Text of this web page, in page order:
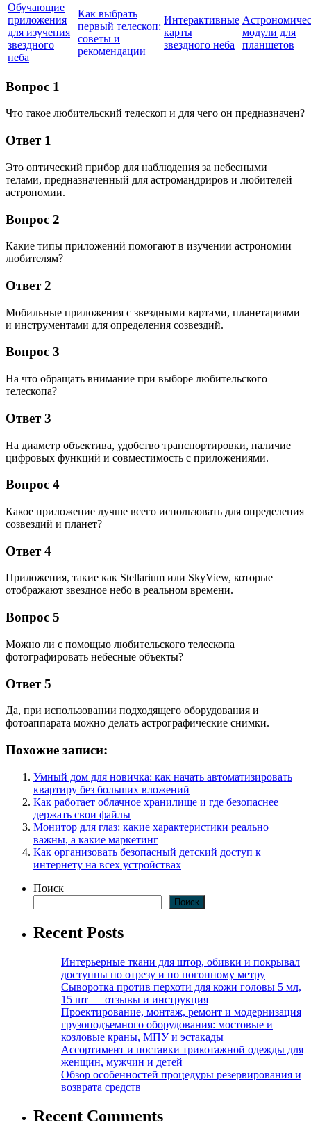
Обучающие
приложения
для изучения
звездного
неба
Как выбрать
первый телескоп:
советы и
рекомендации
Интерактивные
карты
звездного неба
модули для
планшетов
Вопрос 1
Что такое любительский телескоп и для чего он предназначен?
Ответ 1
Это оптический прибор для наблюдения за небесными
телами, предназначенный для астромандриров и любителей
астрономии.
Вопрос 2
Какие типы приложений помогают в изучении астрономии
любителям?
Ответ 2
Мобильные приложения с звездными картами, планетариями
и инструментами для определения созвездий.
Вопрос 3
На что обращать внимание при выборе любительского
телескопа?
Ответ 3
На диаметр объектива, удобство транспортировки, наличие
цифровых функций и совместимость с приложениями.
Вопрос 4
Какое приложение лучше всего использовать для определения
созвездий и планет?
Ответ 4
Приложения, такие как Stellarium или SkyView, которые
отображают звездное небо в реальном времени.
Вопрос 5
Можно ли с помощью любительского телескопа
фотографировать небесные объекты?
Ответ 5
Да, при использовании подходящего оборудования и
фотоаппарата можно делать астрографические снимки.
Похожие записи:
Умный дом для новичка: как начать автоматизировать
квартиру без больших вложений
Как работает облачное хранилище и где безопаснее
держать свои файлы
Монитор для глаз: какие характеристики реально
важны, а какие маркетинг
Как организовать безопасный детский доступ к
интернету на всех устройствах
Поиск
Поиск
Recent Posts
Интерьерные ткани для штор, обивки и покрывал
доступны по отрезу и по погонному метру
Сыворотка против перхоти для кожи головы 5 мл,
15 шт — отзывы и инструкция
Проектирование, монтаж, ремонт и модернизация
грузоподъемного оборудования: мостовые и
козловые краны, МПУ и эстакады
Ассортимент и поставки трикотажной одежды для
женщин, мужчин и детей
Обзор особенностей процедуры резервирования и
возврата средств
Recent Comments